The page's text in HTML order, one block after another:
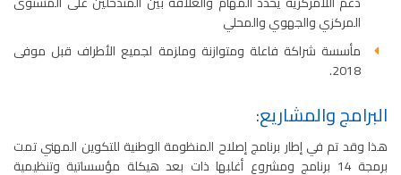
المركزي والجهوي والمحلي
مأسسة شراكة فاعلة ومتوازنة وملزمة لجميع الأطراف قبل موفى
2018.
البرامج والمشاريع:
هذا وقد تم في إطار برنامج إصلاح المنظومة الوطنية للتكوين المهني تمت
برمجة 14 برنامج ومشروع أغلبها ذات بعد هيكلة مؤسساتية وتنظيمية